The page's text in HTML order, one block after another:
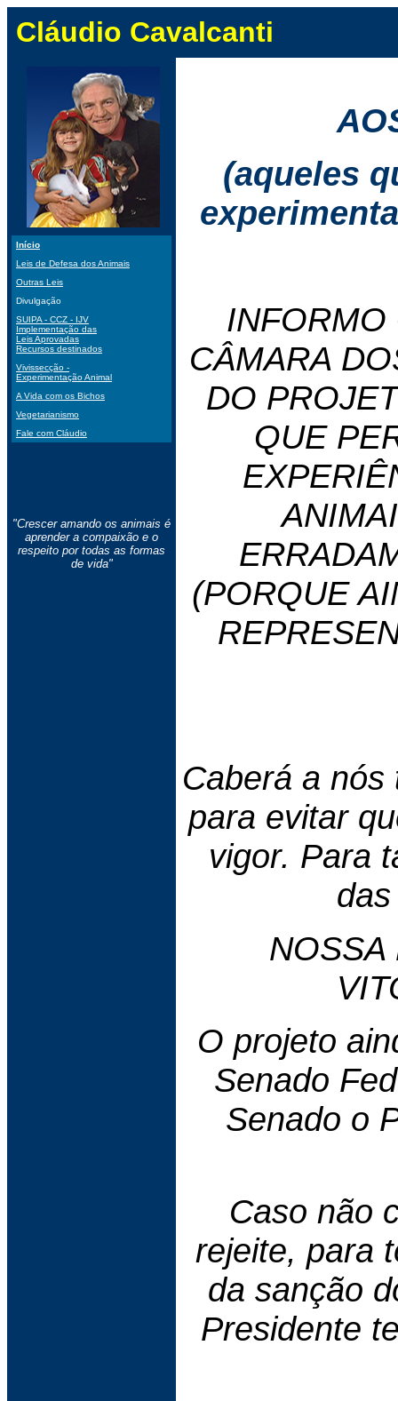
Cláudio Cavalcanti
Início
Leis de Defesa dos Animais
Outras Leis
Divulgação
SUIPA - CCZ - IJV
Implementação das
Leis Aprovadas
Recursos destinados
Vivissecção -
Experimentação Animal
A Vida com os Bichos
Vegetarianismo
Fale com Cláudio
"Crescer amando os animais é
aprender a compaixão e o
respeito por todas as formas
de vida"
(aqueles
INFORMO
CÂMARA
DO
QUE
(PORQUE
Caberá a
para evitar
vigor. Para
NOSSA
O projeto
Senado
Senado o
Caso não
rejeite, para
da sanção
Presidente